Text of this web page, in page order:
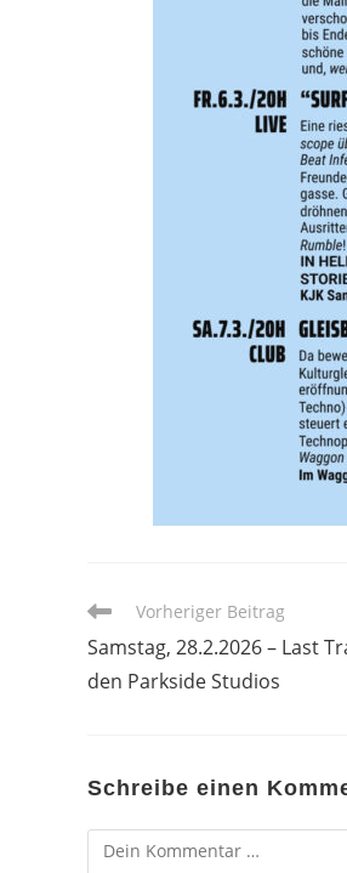
Weitere
ansehen
Vorheriger Beitrag
Samstag, 28.2.2026 – Last
den Parkside Studios
Schreibe einen
Kommentar